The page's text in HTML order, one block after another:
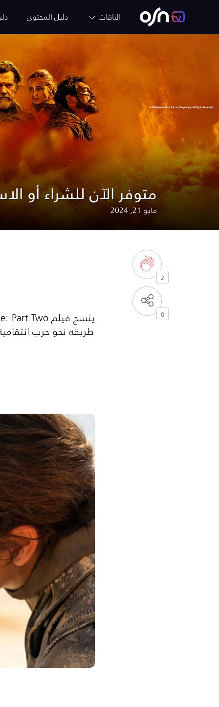
الباقات دليل المحتوى
متوفر الآن للشراء أو
مايو 21, 2024
2
0
طريقه نحو حرب